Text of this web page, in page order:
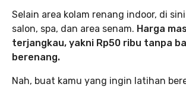
Selain area kolam renang indoor, di
salon, spa, dan area senam. Harga
terjangkau, yakni Rp50 ribu tanpa
berenang.
Nah, buat kamu yang ingin latihan